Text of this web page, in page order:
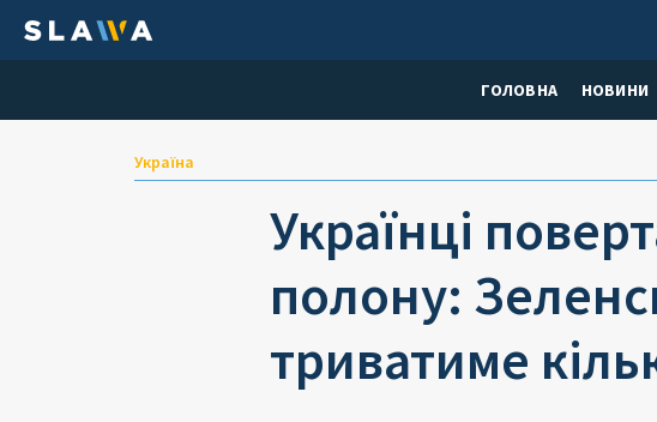
ГОЛОВНА НОВИНИ
Україна
Українці
полону:
триватиме